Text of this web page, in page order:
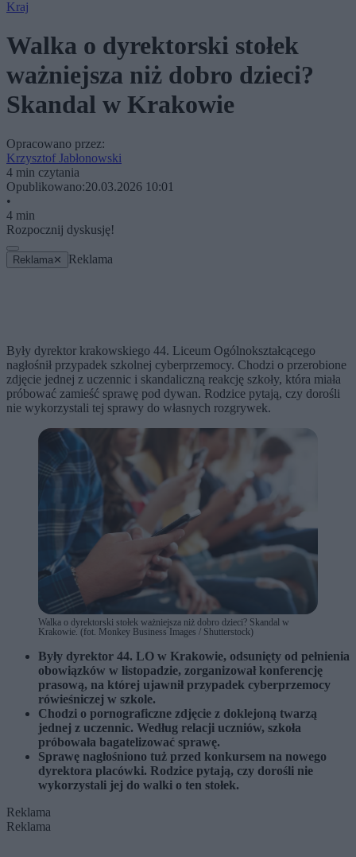
Kraj
Walka o dyrektorski stołek
ważniejsza niż dobro dzieci?
Skandal w Krakowie
Opracowano przez:
Krzysztof Jabłonowski
4 min czytania
Opublikowano:20.03.2026 10:01
•
4 min
Rozpocznij dyskusję!
Reklama ✕ Reklama
Były dyrektor krakowskiego 44. Liceum Ogólnokształcącego
nagłośnił przypadek szkolnej cyberprzemocy. Chodzi o przerobione
zdjęcie jednej z uczennic i skandaliczną reakcję szkoły, która miała
próbować zamieść sprawę pod dywan. Rodzice pytają, czy dorośli
nie wykorzystali tej sprawy do własnych rozgrywek.
Walka o dyrektorski stołek ważniejsza niż dobro dzieci? Skandal w
Krakowie. (fot. Monkey Business Images / Shutterstock)
Były dyrektor 44. LO w Krakowie, odsunięty od pełnienia
obowiązków w listopadzie, zorganizował konferencję
prasową, na której ujawnił przypadek cyberprzemocy
rówieśniczej w szkole.
Chodzi o pornograficzne zdjęcie z doklejoną twarzą
jednej z uczennic. Według relacji uczniów, szkoła
próbowała bagatelizować sprawę.
Sprawę nagłośniono tuż przed konkursem na nowego
dyrektora placówki. Rodzice pytają, czy dorośli nie
wykorzystali jej do walki o ten stołek.
Reklama
Reklama